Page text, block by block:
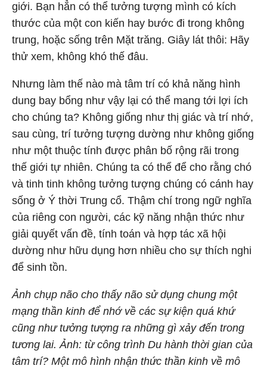
giới. Bạn hẳn có thể tưởng tượng mình có kích
thước của một con kiến hay bước đi trong không
trung, hoặc sống trên Mặt trăng. Giây lát thôi: Hãy
thử xem, không khó thế đâu.
Nhưng làm thế nào mà tâm trí có khả năng hình
dung bay bổng như vậy lại có thể mang tới lợi ích
cho chúng ta? Không giống như thị giác và trí nhớ,
sau cùng, trí tưởng tượng dường như không giống
như một thuộc tính được phân bố rộng rãi trong
thế giới tự nhiên. Chúng ta có thể để cho rằng chó
và tinh tinh không tưởng tượng chúng có cánh hay
sống ở Ý thời Trung cổ. Thậm chí trong ngữ nghĩa
của riêng con người, các kỹ năng nhận thức như
giải quyết vấn đề, tính toán và hợp tác xã hội
dường như hữu dụng hơn nhiều cho sự thích nghi
để sinh tồn.
Ảnh chụp não cho thấy não sử dụng chung một
mạng thần kinh để nhớ về các sự kiện quá khứ
cũng như tưởng tượng ra những gì xảy đến trong
tương lai. Ảnh: từ công trình Du hành thời gian của
tâm trí? Một mô hình nhận thức thần kinh về mô